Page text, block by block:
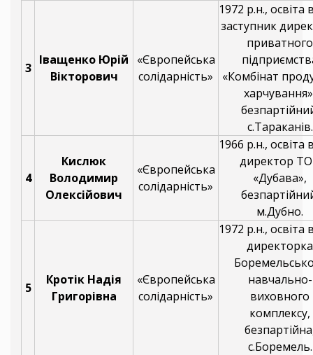
3
Іващенко Юрій
Вікторович
«Європейська
солідарність»
1972 р.н.,
заступник
приватного
«Комбінат
с.Тараканів.
4
Кислюк
Володимир
Олексійович
«Європейська
солідарність»
1966 р.н.,
директор
«Дубава»,
м.Дубно.
5
Кротік Надія
Григорівна
«Європейська
солідарність»
1972 р.н.,
директорка
навчально-
виховного
комплексу,
с.Боремель.